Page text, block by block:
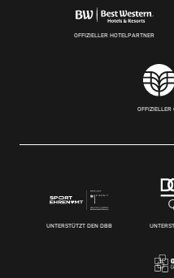
OFFIZIELLER HOTELPARTNER
UNTERSTÜTZT DEN DBB